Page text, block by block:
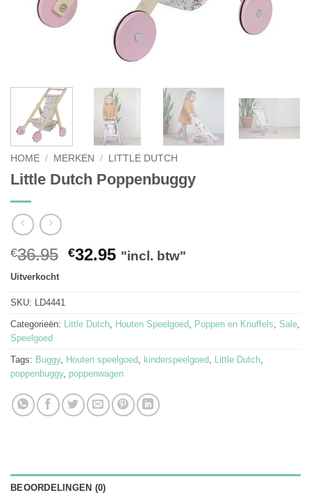
HOME / MERKEN / LITTLE DUTCH
Little Dutch Poppenbuggy
€36.95 Oorspronkelijke
was:
€32.95Huidige
is:
"incl. btw"
Uitverkocht
SKU: LD4441
Categorieën: Little Dutch, Houten Speelgoed, Poppen en Knuffels, Sale,
Speelgoed
Tags: Buggy, Houten speelgoed, kinderspeelgoed, Little Dutch,
poppenbuggy, poppenwagen
BEOORDELINGEN (0)